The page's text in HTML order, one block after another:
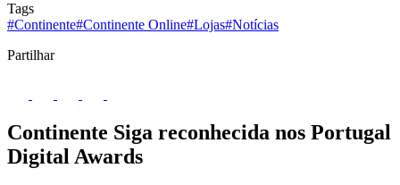
Tags
#Continente#Continente Online#Lojas#Notícias
Partilhar
Continente Siga reconhecida nos Portugal
Digital Awards